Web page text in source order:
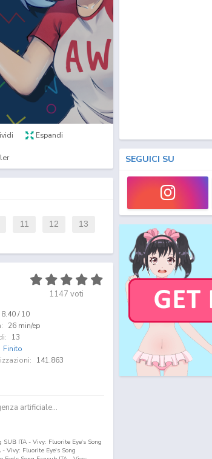
Espandi
11 12 13
1147 voti
8.40/ 10
26 min/ep
13
Finito
141.863
artificiale…
ITA - Vivy: Fluorite Eye's Song
Vivy: Fluorite Eye's Song
SEGUICI SU